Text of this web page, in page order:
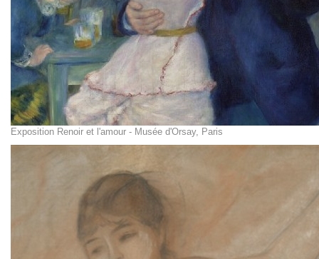
Exposition Renoir et l'amour - Musée d'Orsay, Paris